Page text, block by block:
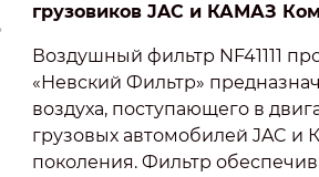
грузовиков JAC и КАМАЗ
Воздушный фильтр NF41111
«Невский Фильтр»
воздуха, поступающего в
грузовых автомобилей JAC и
поколения. Фильтр